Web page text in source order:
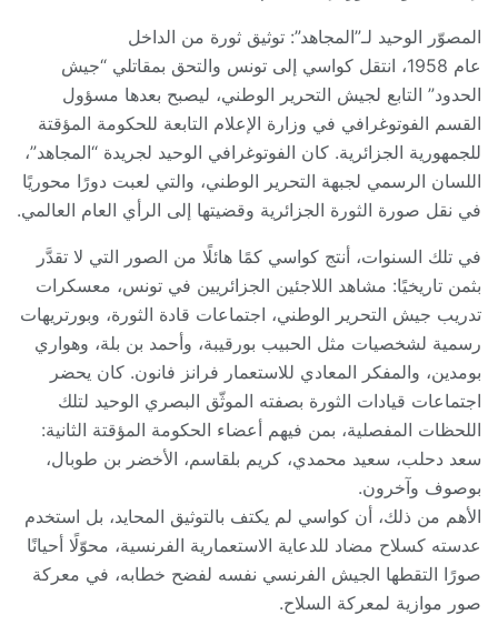
المصوّر الوحيد لـ”المجاهد”: توثيق ثورة من الداخل
عام 1958، انتقل كواسي إلى تونس والتحق بمقاتلي “جيش
الحدود” التابع لجيش التحرير الوطني، ليصبح بعدها مسؤول
القسم الفوتوغرافي في وزارة الإعلام التابعة للحكومة المؤقتة
للجمهورية الجزائرية. كان الفوتوغرافي الوحيد لجريدة “المجاهد”،
اللسان الرسمي لجبهة التحرير الوطني، والتي لعبت دورًا محوريًا
في نقل صورة الثورة الجزائرية وقضيتها إلى الرأي العام العالمي.
في تلك السنوات، أنتج كواسي كمًا هائلًا من الصور التي لا تقدَّر
بثمن تاريخيًا: مشاهد اللاجئين الجزائريين في تونس، معسكرات
تدريب جيش التحرير الوطني، اجتماعات قادة الثورة، وبورتريهات
رسمية لشخصيات مثل الحبيب بورقيبة، وأحمد بن بلة، وهواري
بومدين، والمفكر المعادي للاستعمار فرانز فانون. كان يحضر
اجتماعات قيادات الثورة بصفته الموثّق البصري الوحيد لتلك
اللحظات المفصلية، بمن فيهم أعضاء الحكومة المؤقتة الثانية:
سعد دحلب، سعيد محمدي، كريم بلقاسم، الأخضر بن طوبال،
بوصوف وآخرون.
الأهم من ذلك، أن كواسي لم يكتف بالتوثيق المحايد، بل استخدم
عدسته كسلاح مضاد للدعاية الاستعمارية الفرنسية، محوّلًا أحيانًا
صورًا التقطها الجيش الفرنسي نفسه لفضح خطابه، في معركة
صور موازية لمعركة السلاح.